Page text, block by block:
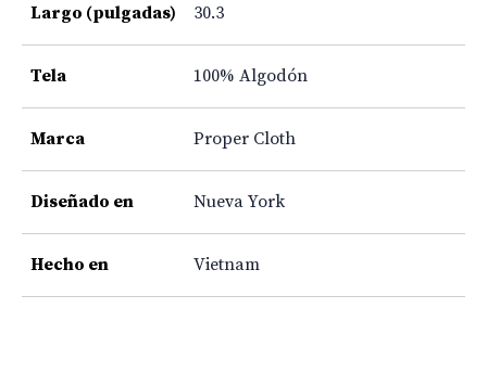
Largo (pulgadas) 30.3
Tela 100% Algodón
Marca Proper Cloth
Diseñado en Nueva York
Hecho en Vietnam